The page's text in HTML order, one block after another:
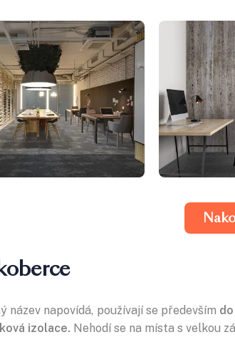
název napovídá, používají se především
izolace. Nehodí se na místa s velkou